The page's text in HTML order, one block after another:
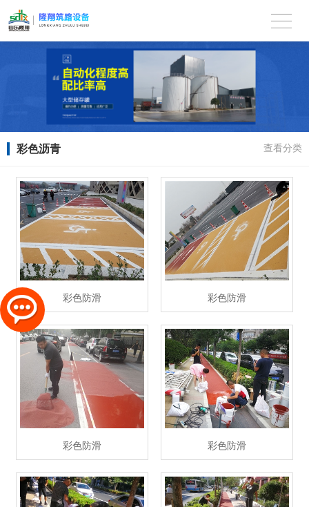
彩色沥青 查看分类
彩色防滑 彩色防滑
彩色防滑 彩色防滑